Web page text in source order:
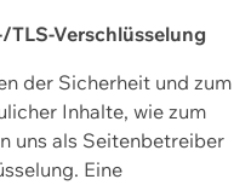
Verschlüsselung
der Sicherheit und zum
Inhalte, wie zum
uns als Seitenbetreiber
Eine